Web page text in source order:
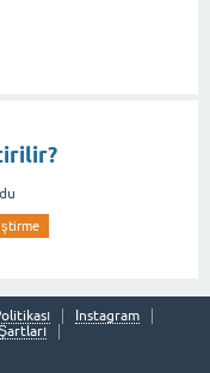
Instagram